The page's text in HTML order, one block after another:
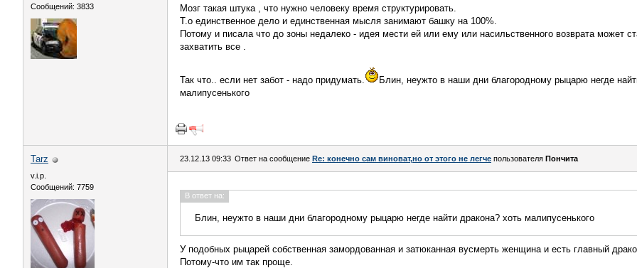
Сообщений: 3833
Мозг такая штука , что нужно человеку время структурировать.
Т.о единственное дело и единственная мысля занимают башку на 100%.
Потому и писала что до зоны недалеко - идея мести ей или ему или насильственного возврата может
захватить все .
Так что.. если нет забот - надо придумать.
Блин, неужто в наши дни благородному рыцарю негде
малипусенького
Tarz
v.i.p.
Сообщений: 7759
23.12.13 09:33 Ответ на сообщение Re: конечно сам виноват,но от этого не легче пользователя Пончита
В ответ на:
Блин, неужто в наши дни благородному рыцарю негде найти дракона? хоть малипусенького
У подобных рыцарей собственная замордованная и затюканная вусмерть женщина и есть главный
Потому-что им так проще.